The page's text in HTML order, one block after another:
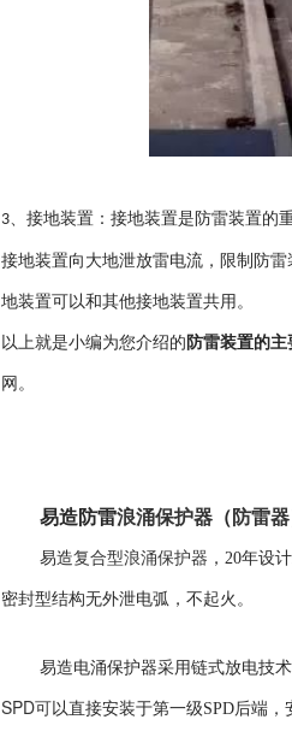
3、接地装置：接地装置是防雷装置的
接地装置向大地泄放雷电流，限制防
地装置可以和其他接地装置共用。
以上就是小编为您介绍的防雷装置的
网。
易造防雷浪涌保护器 （防雷器
易造复合型浪涌保护器 ，20年设
密封型结构无外泄电弧，不起火。
易造电涌保护器采用链式放电技
SPD可以直接安装于第一级SPD后端，